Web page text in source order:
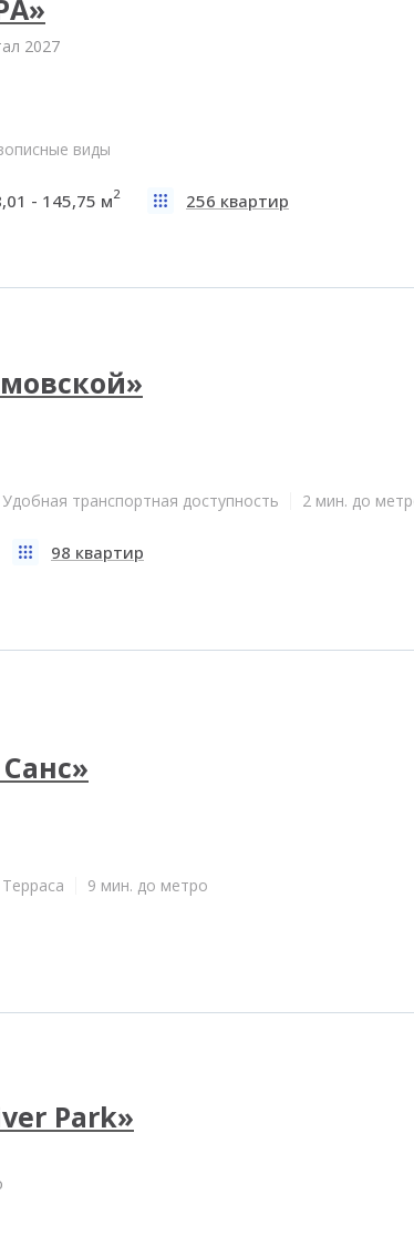
2027
виды
- 145,75 м2 256 квартир
Удобная транспортная доступность 2 мин. до
98 квартир
Терраса 9 мин. до метро
Park»